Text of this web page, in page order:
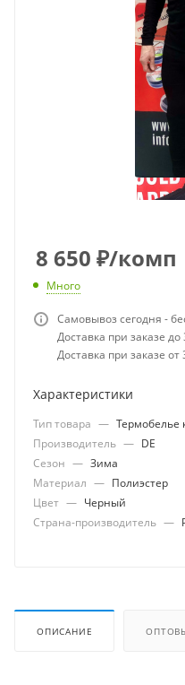
8 650 ₽/комп
Много
Самовывоз сегодня -
Доставка при заказе
Доставка при заказе
Характеристики
Тип товара — Термобелье
Производитель — DE
Сезон — Зима
Материал — Полиэстер
Цвет — Черный
Страна-производитель —
ОПИСАНИЕ